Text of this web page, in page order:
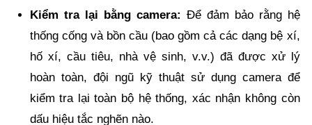
Kiểm tra lại bằng camera: Để đảm bảo rằng hệ
thống cống và bồn cầu (bao gồm cả các dạng bệ xí,
hố xí, cầu tiêu, nhà vệ sinh, v.v.) đã được xử lý
hoàn toàn, đội ngũ kỹ thuật sử dụng camera để
kiểm tra lại toàn bộ hệ thống, xác nhận không còn
dấu hiệu tắc nghẽn nào.